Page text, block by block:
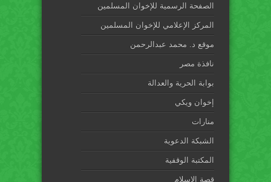
الصفحة الرسمية للإخوان المسلمين
المركز الإعلامي للإخوان المسلمين
موقع د. محمد عبدالرحمن
نافذة مصر
بوابة الحرية والعدالة
إخوان ويكي
منارات
الشبكة الدعوية
المكتبة الوقفية
قصة الإسلام